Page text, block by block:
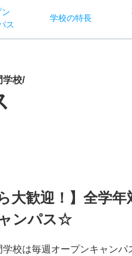
ン
ス
学校の特長
学校/
大歓迎！】全学
ンパス☆
校は毎週オープンキャン